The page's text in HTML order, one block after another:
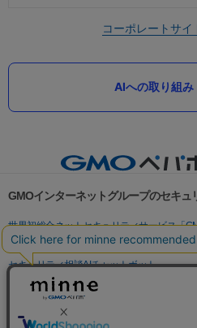
コーポレートサイ
AIへの取り組み
GMOインターネットグループのセキュ
世界初総合ネットセキュリティサービス「
パスワード漏洩診断
Webサイトリスク診
セキュリティ相談AIチャットボット
実在証明・盗聴対策
サイバー攻撃対策（GMO Flatt Security）